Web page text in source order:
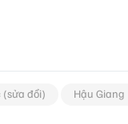
(sửa đổi) Hậu Giang